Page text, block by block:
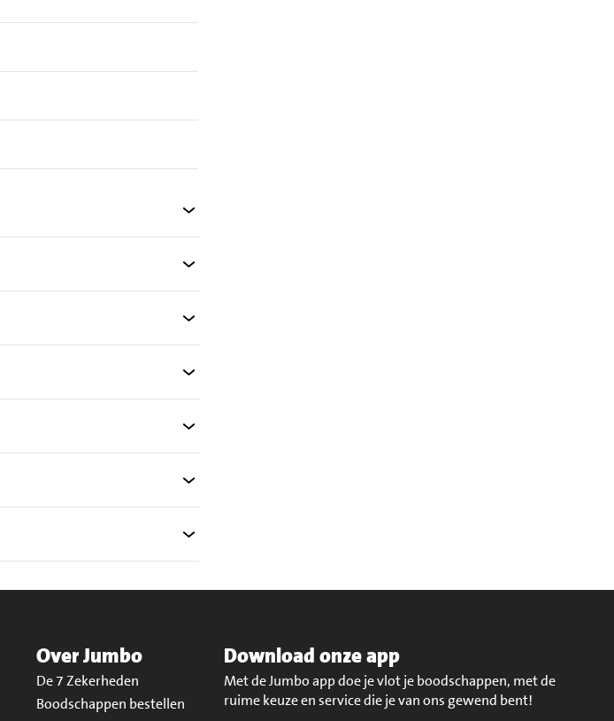
Over Jumbo
De 7 Zekerheden
Boodschappen bestellen
Download onze app
Met de Jumbo app doe je vlot je boodschappen, met de
ruime keuze en service die je van ons gewend bent!